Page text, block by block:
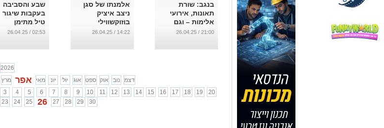
בנגב: שורת
תאונות, אירועי
אלימות – וגם
אזעקות
21:00 / 26.04.25
אלמנתו של סגן
ניצב איציק
בוזוקשווילי
הצטרפה
...
14:22 / 26.04.25
שבע והסביבה
בעקבות שיגור
טיל מתימן
...
02:53 / 26.04.25
2026
מרץ אפר מאי יונ יול אוג ספט אוק נוב
דצמ
3 4 5 6 7 8 9 10 11 12 13 14 15 16 17 18 19
20
23 24 25 26 27 28 29 30